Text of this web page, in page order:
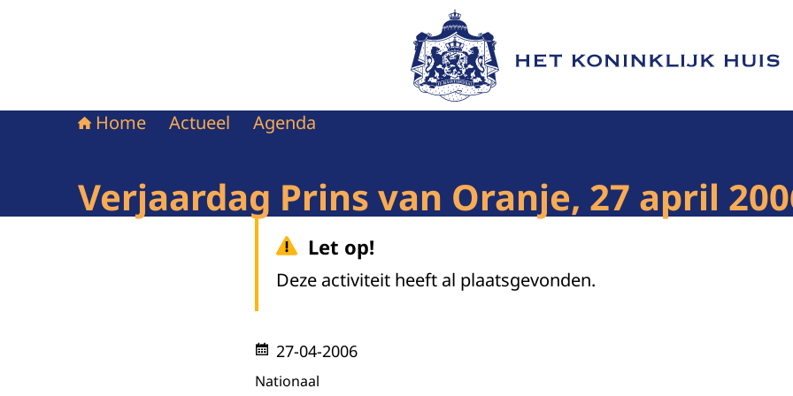
Naar de homepage van Het Koninklijk Huis
Home Actueel Agenda
Verjaardag Prins van Oranje, 27 april
Let op!
Deze activiteit heeft al plaatsgevonden.
27-04-2006
Nationaal